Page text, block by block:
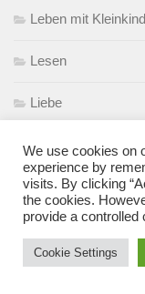
Leben mit Kleinkind
Lesen
Liebe
Liebster Award
Mamasein
Migräne
We use cookies on
experience by
visits. By clicking
the cookies.
provide a controlled
Cookie Settings